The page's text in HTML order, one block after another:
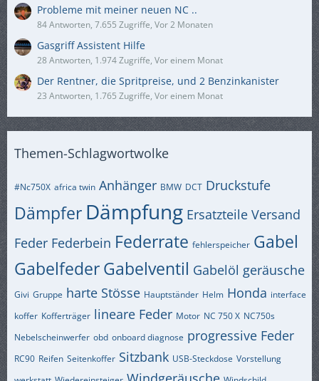
Probleme mit meiner neuen NC ..
84 Antworten, 7.655 Zugriffe, Vor 2 Monaten
Gasgriff Assistent Hilfe
28 Antworten, 1.974 Zugriffe, Vor einem Monat
Der Rentner, die Spritpreise, und 2 Benzinkanister
23 Antworten, 1.765 Zugriffe, Vor einem Monat
Themen-Schlagwortwolke
#Nc750X africa twin Anhänger BMW DCT Druckstufe
Dämpfer Dämpfung Ersatzteile Versand
Feder Federbein Federrate fehlerspeicher Gabel
GabelfederGabelventil Gabelöl geräusche
Givi Gruppe harte Stösse Hauptständer Helm Honda interface
koffer Kofferträger lineare Feder Motor NC 750 X NC750s
Nebelscheinwerfer obd onboard diagnose progressive Feder
RC90 Reifen Seitenkoffer Sitzbank USB-Steckdose Vorstellung